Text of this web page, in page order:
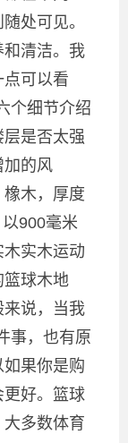
处可见。
和清洁。我
可以看
个细节介绍
是否太强
加的风
木，厚度
900毫米
实木运动
篮球木地
说，当我
事，也有原
果你是购
更好。篮球
多数体育